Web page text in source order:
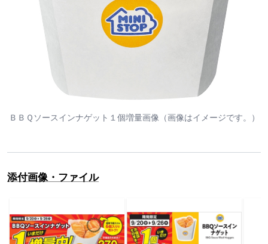
ＢＢＱソースインナゲット１個増量画像（画像はイメージです。）
添付画像・ファイル